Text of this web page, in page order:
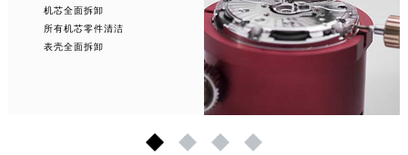
机芯全面拆卸
所有机芯零件清洁
表壳全面拆卸
1 2 3 4